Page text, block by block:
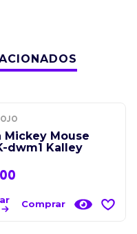
Mickey Mouse
dwm1 Kalley
Comprar